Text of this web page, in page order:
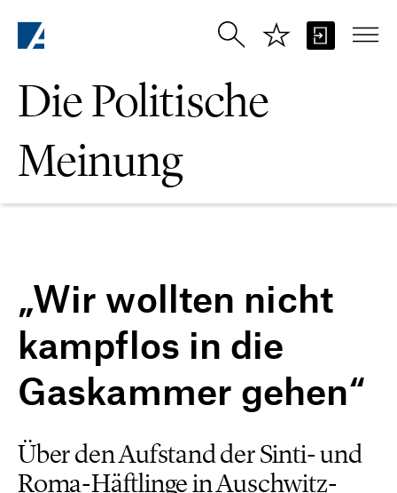
Die Politische
Meinung
„Wir wollten nicht
kampflos in die
Gaskammer gehen“
Über den Aufstand der Sinti- und
Roma-Häftlinge in Auschwitz-